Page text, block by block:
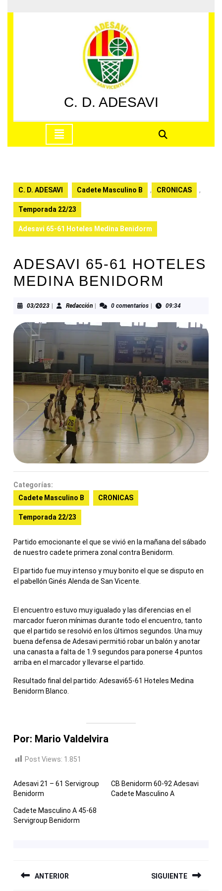
al
C. D. ADESAVI
apertura
C. D. ADESAVI Cadete Masculino B , CRONICAS ,
Temporada 22/23
Adesavi 65-61 Hoteles Medina Benidorm
ADESAVI 65-61 HOTELES
MEDINA BENIDORM
03/202303/2023RedacciónRedacción0 comentarios 09:34
Categorías:
Cadete Masculino B
CRONICAS
Temporada 22/23
Partido emocionante el que se vivió en la mañana del sábado
de nuestro cadete primera zonal contra Benidorm.
El partido fue muy intenso y muy bonito el que se disputo en
el pabellón Ginés Alenda de San Vicente.
El encuentro estuvo muy igualado y las diferencias en el
marcador fueron mínimas durante todo el encuentro, tanto
que el partido se resolvió en los últimos segundos. Una muy
buena defensa de Adesavi permitió robar un balón y anotar
una canasta a falta de 1.9 segundos para ponerse 4 puntos
arriba en el marcador y llevarse el partido.
Resultado final del partido: Adesavi65-61 Hoteles Medina
Benidorm Blanco.
Por: Mario Valdelvira
Post Views: 1.851
Adesavi 21 – 61 Servigroup
Benidorm
CB Benidorm 60-92 Adesavi
Cadete Masculino A
Cadete Masculino A 45-68
Servigroup Benidorm
DE
ANTERIOR SIGUIENTE